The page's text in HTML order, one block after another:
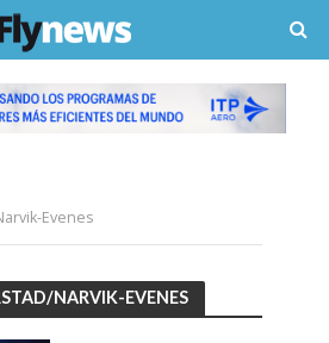
Evenes
NARVIK-EVENES